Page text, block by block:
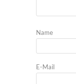
Name
E-Mail